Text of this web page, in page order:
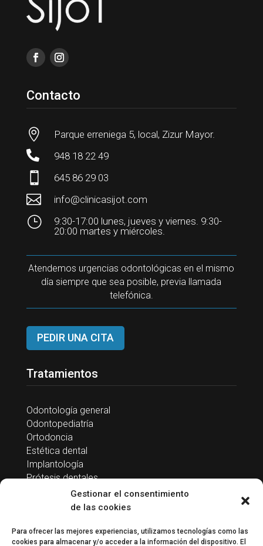
Gestionar el consentimiento
de las cookies
Para ofrecer las mejores experiencias, utilizamos tecnologías como las
cookies para almacenar y/o acceder a la información del dispositivo. El
Contacto
 Parque erreniega 5, local, Zizur Mayor.
 948 18 22 49
 645 86 29 03
 info@clinicasijot.com
}
9:30-17:00 lunes, jueves y viernes. 9:30-
20:00 martes y miércoles.
Atendemos urgencias odontológicas en el mismo
día siempre que sea posible, previa llamada
telefónica.
PEDIR UNA CITA
Tratamientos
Odontología general
Odontopediatría
Ortodoncia
Estética dental
Implantología
Prótesis dentales
Endodoncia
Periodoncia